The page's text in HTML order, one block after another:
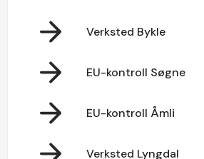
Verksted Bykle
EU-kontroll Søgne
EU-kontroll Åmli
Verksted Lyngdal